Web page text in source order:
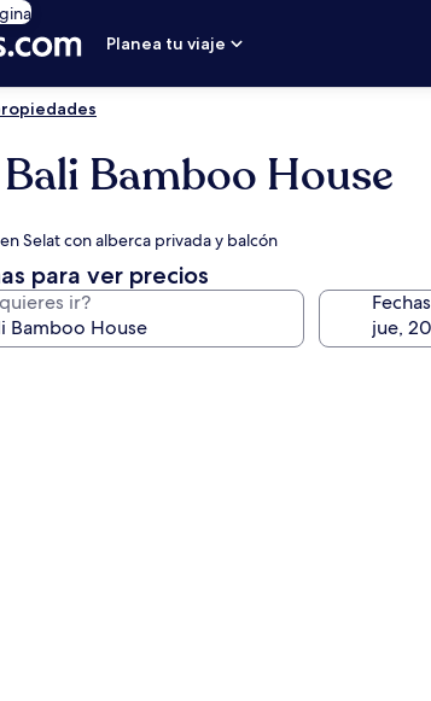
Planea tu viaje
Bamboo House
Selat con alberca privada y balcón
para ver precios
ir? Fechas